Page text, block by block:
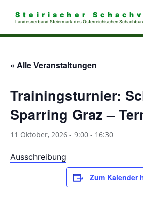
Steirischer
Landesverband Steiermark des Österreichischen
« Alle Veranstaltungen
Trainingsturnier:
Sparring Graz –
11 Oktober, 2026 - 9:00 - 16:30
Ausschreibung
Zum Kalender